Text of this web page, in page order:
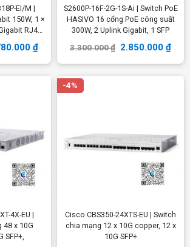
EI/M |
150W, 1 ×
RJ45
₫
S2600P-16F-2G-1S-Ai | Switch PoE
HASIVO 16 cổng PoE công suất
300W, 2 Uplink Gigabit, 1 SFP
3.300.000₫ 2.850.000₫
4X-EU |
48 x 10G
SFP+,
-4%
Cisco CBS350-24XTS-EU | Switch
chia mạng 12 x 10G copper, 12 x
10G SFP+